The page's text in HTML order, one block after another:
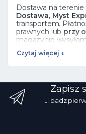
Dostawa na terenie
Dostawa, Myst
transportem.
prawnych lub przy
magazynie
Zobacz też
Często
Jak zamówić?
☎ 068 700 10 13 -
Czytaj więcej ↓
Zapisz
...i badz